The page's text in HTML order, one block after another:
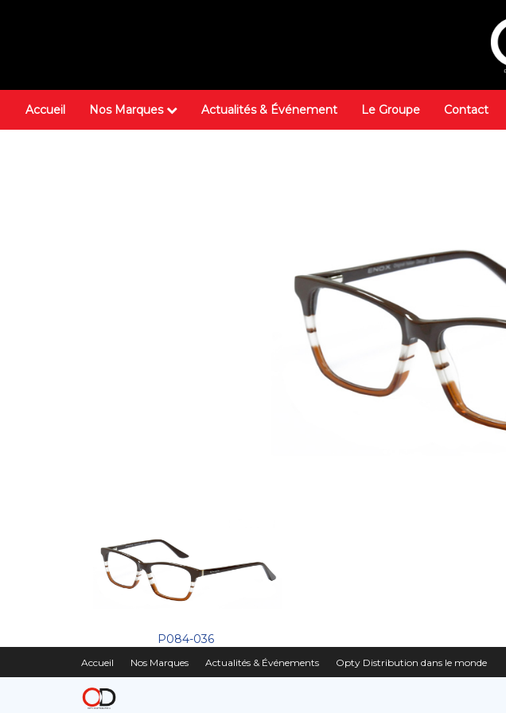
Accueil Nos Marques Actualités & Événement Le Groupe Contact
P084-036
Accueil Nos Marques Actualités & Événements Opty Distribution dans le monde